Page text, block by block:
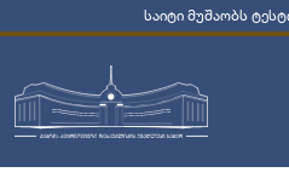
საიტი მუშაობს